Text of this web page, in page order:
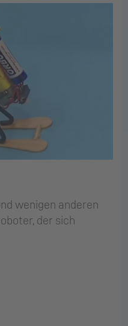
wenigen anderen
der sich